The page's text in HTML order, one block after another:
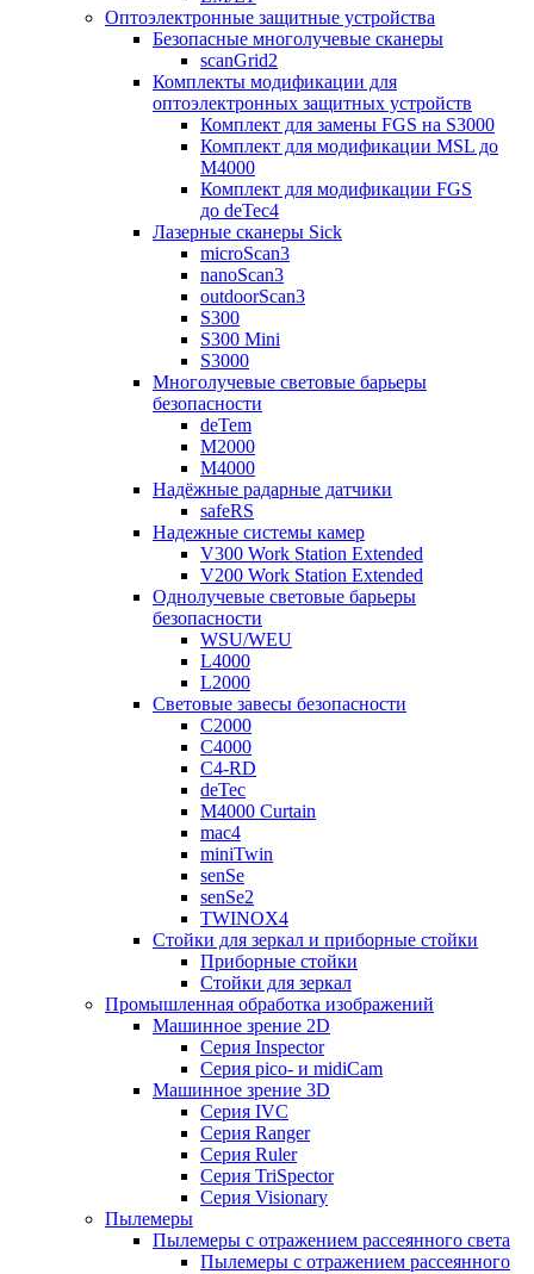
Оптоэлектронные защитные устройства
Безопасные многолучевые сканеры
scanGrid2
Комплекты модификации для
оптоэлектронных защитных устройств
Комплект для замены FGS на S3000
Комплект для модификации MSL до
M4000
Комплект для модификации FGS
до deTec4
Лазерные сканеры Sick
microScan3
nanoScan3
outdoorScan3
S300
S300 Mini
S3000
Многолучевые световые барьеры
безопасности
deTem
M2000
M4000
Надёжные радарные датчики
safeRS
Надежные системы камер
V300 Work Station Extended
V200 Work Station Extended
Однолучевые световые барьеры
безопасности
WSU/WEU
L4000
L2000
Световые завесы безопасности
C2000
C4000
C4-RD
deTec
M4000 Curtain
mac4
miniTwin
senSe
senSe2
TWINOX4
Стойки для зеркал и приборные стойки
Приборные стойки
Стойки для зеркал
Промышленная обработка изображений
Машинное зрение 2D
Серия Inspector
Серия pico- и midiCam
Машинное зрение 3D
Серия IVC
Серия Ranger
Серия Ruler
Серия TriSpector
Серия Visionary
Пылемеры
Пылемеры с отражением рассеянного света
Пылемеры с отражением рассеянного